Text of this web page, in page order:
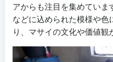
アからも注目を集めていま
などに込められた模様や色
り、マサイの文化や価値観